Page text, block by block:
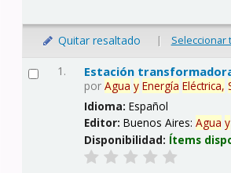
Quitar resaltado | Seleccionar
1. Estación
porAgua y Energía Eléctrica,
Idioma:Español
Editor:Buenos Aires:Agua y
Disponibilidad: Ítems